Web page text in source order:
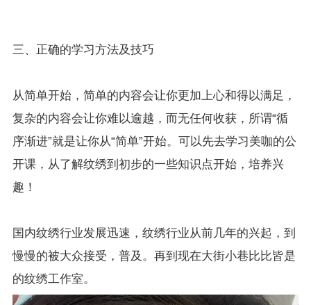
三、正确的学习方法及技巧
从简单开始，简单的内容会让你更加上心和得以满足，
复杂的内容会让你难以逾越，而无任何收获，所谓“循
序渐进”就是让你从“简单”开始。可以先去学习美咖的公
开课，从了解纹绣到初步的一些知识点开始，培养兴
趣！
国内纹绣行业发展迅速，纹绣行业从前几年的兴起，到
慢慢的被大众接受，普及。再到现在大街小巷比比皆是
的纹绣工作室。